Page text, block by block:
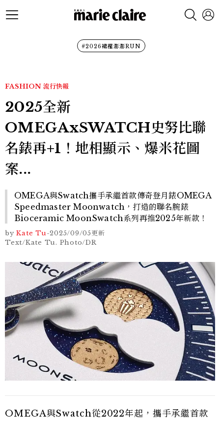
#2026裙襬澎澎RUN
FASHION 流行快報
2025全新
OMEGAxSWATCH史努比聯
名錶再+1！地相顯示、爆米花圖
案...
OMEGA與Swatch攜手承繼首款傳奇登月錶OMEGA
Speedmaster Moonwatch，打造的聯名腕錶
Bioceramic MoonSwatch系列再推2025年新款！
by Kate Tu-2025/09/05更新
Text/Kate Tu. Photo/DR
OMEGA與Swatch從2022年起，攜手承繼首款